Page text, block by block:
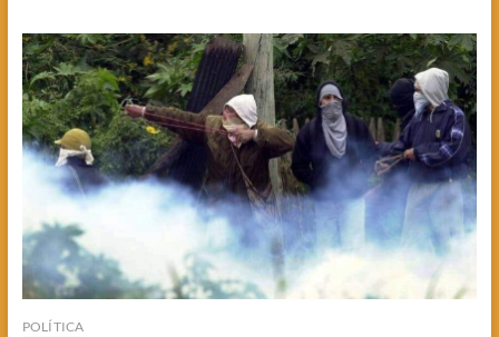
DEBER
DE
MILITANTE
Y
ARGENTINO
POLÍTICA